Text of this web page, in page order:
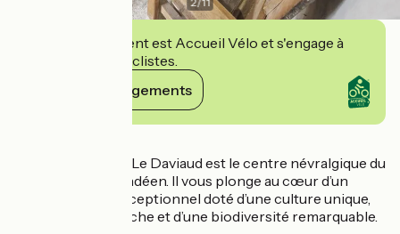
Cet établissement est Accueil Vélo et s'engage à
accueillir des cyclistes.
Voir ses engagements
Musée de France, Le Daviaud est le centre névralgique du
Marais breton vendéen. Il vous plonge au cœur d’un
espace naturel exceptionnel doté d’une culture unique,
d’un patrimoine riche et d’une biodiversité remarquable.